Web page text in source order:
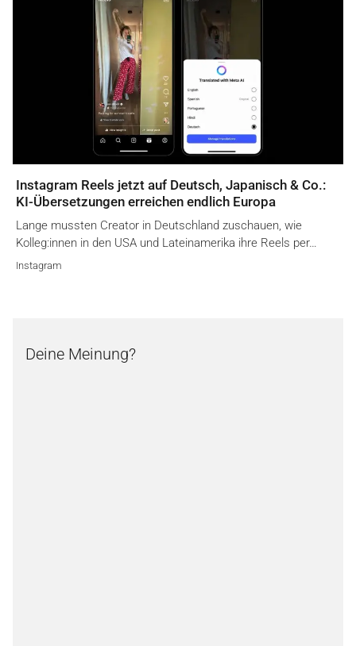
Instagram Reels jetzt auf Deutsch, Japanisch & Co.:
KI-Übersetzungen erreichen endlich Europa
Lange mussten Creator in Deutschland zuschauen, wie
Kolleg:innen in den USA und Lateinamerika ihre Reels per…
Instagram
Deine Meinung?